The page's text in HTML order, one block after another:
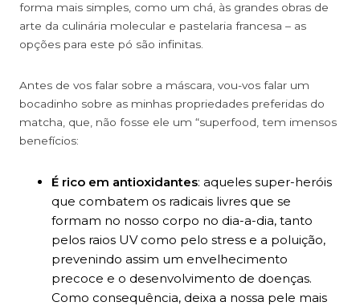
forma mais simples, como um chá, às grandes obras de
arte da culinária molecular e pastelaria francesa – as
opções para este pó são infinitas.
Antes de vos falar sobre a máscara, vou-vos falar um
bocadinho sobre as minhas propriedades preferidas do
matcha, que, não fosse ele um “superfood, tem imensos
benefícios:
É rico em antioxidantes: aqueles super-heróis
que combatem os radicais livres que se
formam no nosso corpo no dia-a-dia, tanto
pelos raios UV como pelo stress e a poluição,
prevenindo assim um envelhecimento
precoce e o desenvolvimento de doenças.
Como consequência, deixa a nossa pele mais